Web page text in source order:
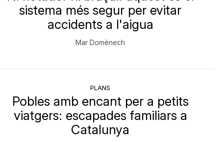
sistema més segur per evitar
accidents a l'aigua
Mar Domènech
PLANS
Pobles amb encant per a petits
viatgers: escapades familiars a
Catalunya